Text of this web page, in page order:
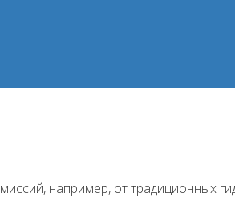
например, от традиционных